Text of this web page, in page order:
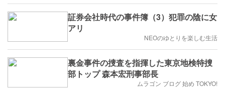
公開、雑所得で納税させろ
証券会社時代の事件簿（3）犯罪の陰に女
アリ
NEOのゆとりを楽しむ生活
裏金事件の捜査を指揮した東京地検特捜
部トップ 森本宏刑事部長
ムラゴン ブログ 始め TOKYO!